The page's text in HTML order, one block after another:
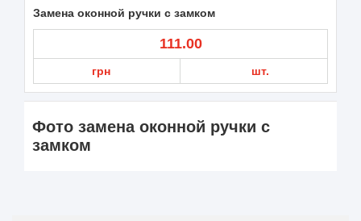
Замена оконной ручки с замком
111.00
грн шт.
Фото замена оконной ручки с
замком